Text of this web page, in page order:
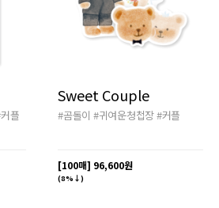
플
Sweet Couple
#곰돌이 #귀여운청첩장#커플
[100매] 96,600원
(8%↓)